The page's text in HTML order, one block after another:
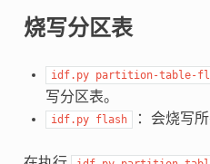
烧写分区表
idf.py partition-table-
写分区表。
idf.py flash ：会烧写